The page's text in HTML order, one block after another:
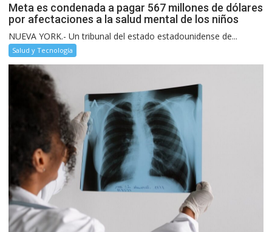
Meta es condenada a pagar 567 millones de dólares
por afectaciones a la salud mental de los niños
NUEVA YORK.- Un tribunal del estado estadounidense de...
Salud y Tecnología